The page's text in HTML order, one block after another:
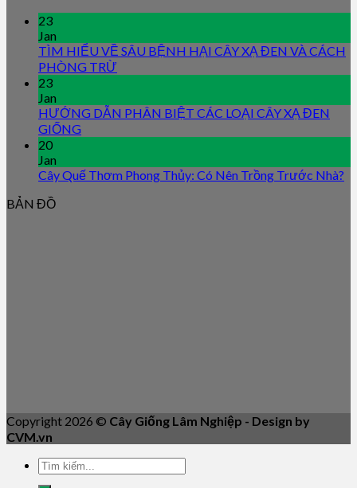
23
Jan
TÌM HIỂU VỀ SÂU BỆNH HẠI CÂY XẠ ĐEN VÀ CÁCH
PHÒNG TRỪ
23
Jan
HƯỚNG DẪN PHÂN BIỆT CÁC LOẠI CÂY XẠ ĐEN
GIỐNG
20
Jan
Cây Quế Thơm Phong Thủy: Có Nên Trồng Trước Nhà?
BẢN ĐỒ
Copyright 2026 © Cây Giống Lâm Nghiệp - Design by
CVM.vn